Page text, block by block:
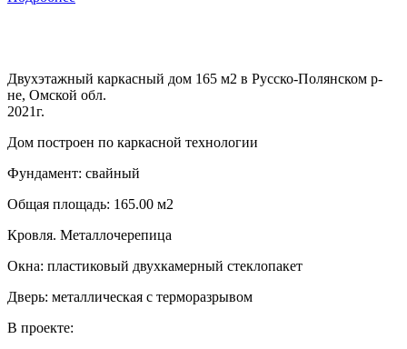
Двухэтажный каркасный дом 165 м2 в Русско-Полянском р-
не, Омской обл.
2021г.
Дом построен по каркасной технологии
Фундамент: свайный
Общая площадь: 165.00 м2
Кровля. Металлочерепица
Окна: пластиковый двухкамерный стеклопакет
Дверь: металлическая с терморазрывом
В проекте: